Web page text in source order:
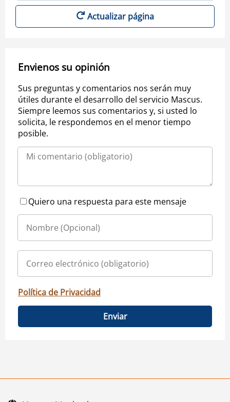
Actualizar página
Envienos su opinión
Sus preguntas y comentarios nos serán muy
útiles durante el desarrollo del servicio Mascus.
Siempre leemos sus comentarios y, si usted lo
solicita, le respondemos en el menor tiempo
posible.
Quiero una respuesta para este mensaje
Política de Privacidad
Enviar